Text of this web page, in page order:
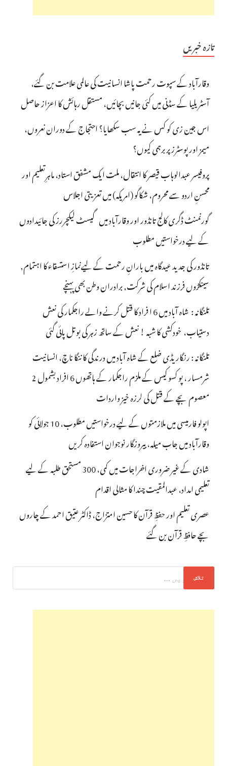
تازہ خبریں
وقارآباد کے سپوت رحمت پاشا انسانیت کی عالمی علامت بن گئے،
آسٹریلیا کے سڈنی میں کئی جانیں بچائیں، مستقل رہائش کا اعزاز حاصل
اس جین زی کو کس نے یہ سب سکھایا؟ احتجاج کے دوران نعروں،
میمز اور پوسٹرز پر برہمی کیوں؟
پروفیسر عبدالوہاب قیصر کا انتقال، ملت ایک مشفق استاد، ماہرِتعلیم اور
محسنِ اردو سے محروم، شکاگو (امریکہ) میں تعزیتی اجلاس
گورنمنٹ ڈگری کالج تانڈور اور وقارآباد میں گیسٹ لیکچررز کی جائیدادوں
کے لیے درخواستیں مطلوب
تانڈور کی جدید عیدگاہ میں بارانِ رحمت کے لیےنمازِ استسقاء کا اہتمام,
سینکڑوں فرزند اسلام کی شرکت, برادران وطن بھی پہنچے
تلنگانہ : شاہ آباد میں 6 ا فراد کا قتل کرنے والے راجکمار کی نعش
دستیاب، خودکشی کا شبہ ! نعش کے ساتھ زہر کی بوتل پائی گئی
تلنگانہ : رنگاریڈی ضلع کے شاہ آباد میں درندگی کا ننگا ناچ، انسانیت
شرمسار ، پو کسو کیس کے ملزم راجکمار کے ہاتھوں 6 افراد بشمول 2
معصوم بچے کے قتل کی لرزہ خیز واردات
اپولو فارمیسی میں ملازمتوں کے لیے درخواستیں مطلوب، 10 جولائی کو
وقارآباد میں جاب میلہ، بیروزگار نوجوان استفادہ کریں
شادی کے غیر ضروری اخراجات میں کمی، 300 مستحق طلبہ کے لیے
تعلیمی امداد، عبدالمقیت چندا کا مثالی اقدام
عصری تعلیم اور حفظِ قرآن کا حسین امتزاج، ڈاکٹر عتیق احمد کے چاروں
بچے حافظِ قرآن بن گئے